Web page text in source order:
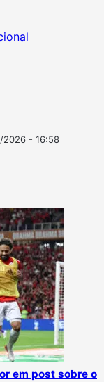
2026 - 16:58
em post sobre o